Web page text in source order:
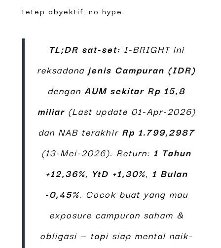
tetep obyektif, no hype.
TL;DR sat-set: I-BRIGHT ini
reksadana jenis Campuran (IDR)
dengan AUM sekitar Rp 15,8
miliar(Last update 01-Apr-2026)
dan NAB terakhir Rp 1.799,2987
(13-Mei-2026). Return: 1 Tahun
+12,36%, YtD +1,30%, 1 Bulan
-0,45%. Cocok buat yang mau
exposure campuran saham &
obligasi — tapi siap mental naik-